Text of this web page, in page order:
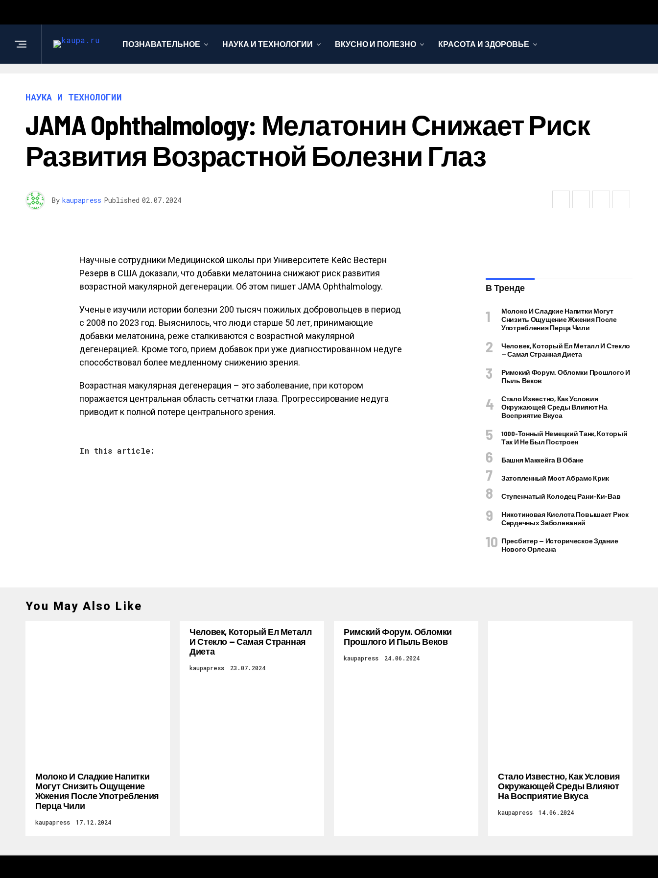
ПОЗНАВАТЕЛЬНОЕ НАУКА И ТЕХНОЛОГИИ ВКУСНО И ПОЛЕЗНО КРАСОТА И ЗДОРОВЬЕ
НАУКА И ТЕХНОЛОГИИ
JAMA Ophthalmology: Мелатонин Снижает Риск
Развития Возрастной Болезни Глаз
By kaupapress Published 02.07.2024
Научные сотрудники Медицинской школы при Университете Кейс Вестерн
Резерв в США доказали, что добавки мелатонина снижают риск развития
возрастной макулярной дегенерации. Об этом пишет JAMA Ophthalmology.
Ученые изучили истории болезни 200 тысяч пожилых добровольцев в период
с 2008 по 2023 год. Выяснилось, что люди старше 50 лет, принимающие
добавки мелатонина, реже сталкиваются с возрастной макулярной
дегенерацией. Кроме того, прием добавок при уже диагностированном недуге
способствовал более медленному снижению зрения.
Возрастная макулярная дегенерация – это заболевание, при котором
поражается центральная область сетчатки глаза. Прогрессирование недуга
приводит к полной потере центрального зрения.
In this article:
В Тренде
Молоко И Сладкие Напитки Могут
Снизить Ощущение Жжения После
Употребления Перца Чили
Человек, Который Ел Металл И Стекло
— Самая Странная Диета
Римский Форум. Обломки Прошлого И
Пыль Веков
Стало Известно, Как Условия
Окружающей Среды Влияют На
Восприятие Вкуса
1000-Тонный Немецкий Танк, Который
Так И Не Был Построен
Башня Маккейга В Обане
Затопленный Мост Абрамс Крик
Ступенчатый Колодец Рани-Ки-Вав
Никотиновая Кислота Повышает Риск
Сердечных Заболеваний
Пресбитер — Историческое Здание
Нового Орлеана
You May Also Like
Молоко И Сладкие Напитки
Могут Снизить Ощущение
Жжения После Употребления
Перца Чили
kaupapress 17.12.2024
Человек, Который Ел Металл
И Стекло — Самая Странная
Диета
kaupapress 23.07.2024
Римский Форум. Обломки
Прошлого И Пыль Веков
kaupapress 24.06.2024
Стало Известно, Как Условия
Окружающей Среды Влияют
На Восприятие Вкуса
kaupapress 14.06.2024